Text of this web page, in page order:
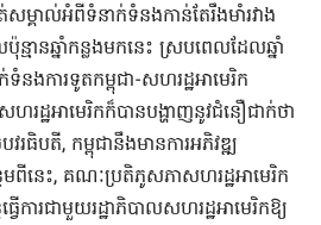
ម្គាល់អំពីទំនាក់ទំនងកាន់តែរឹងមាំរវាង
មានឆ្នាំកន្លងមកនេះ ស្របពេលដែលឆ្នាំ
នងការទូតកម្ពុជា-សហរដ្ឋអាមេរិក
ដ្ឋអាមេរិកក៏បានបង្ហាញនូវជំនឿជាក់ថា
រធិបតី, កម្ពុជានឹងមានការអភិវឌ្ឍ
មពីនេះ, គណៈប្រតិភូសភាសហរដ្ឋអាមេរិក
េីការជាមួយរដ្ឋាភិបាល​សហរដ្ឋអាមេរិកឱ្យ